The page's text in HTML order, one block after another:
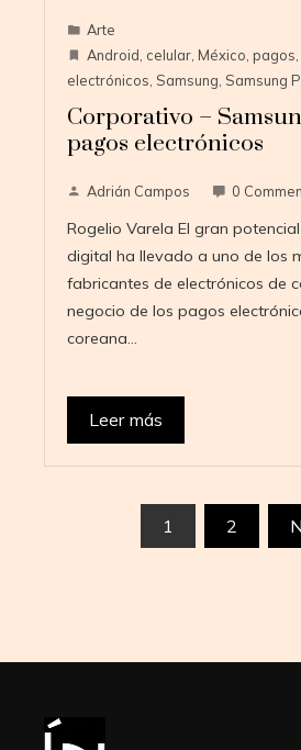
Arte
Android celular México pagos
electrónicos Samsung Samsung
Corporativo –
pagos electrónicos
Adrián Campos 0
Rogelio Varela El gran
digital ha llevado a uno de los
fabricantes de electrónicos de
negocio de los pagos
coreana…
Leer más
Paginación
1 2